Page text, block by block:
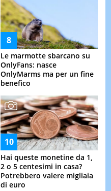
Le marmotte sbarcano su
OnlyFans: nasce
OnlyMarms ma per un fine
benefico
Hai queste monetine da 1,
2 o 5 centesimi in casa?
Potrebbero valere migliaia
di euro